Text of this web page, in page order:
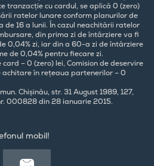
tranzacție cu cardul, se aplică 0 (zero)
ratelor lunare conform planurilor de
16 a lunii. În cazul neachitării ratelor
din prima zi de întârziere va fi
0,04% zi, iar din a 60-a zi de întârziere
de 0,04% pentru fiecare zi.
– 0 (zero) lei, Comision de deservire
achitare în rețeaua partenerilor – 0
Chișinău, str. 31 August 1989, 127,
000828 din 28 ianuarie 2015.
mobil!